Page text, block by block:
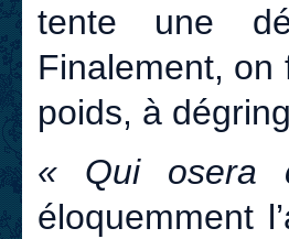
tente une
Finalement, on
poids, à
« Qui osera
éloquemment